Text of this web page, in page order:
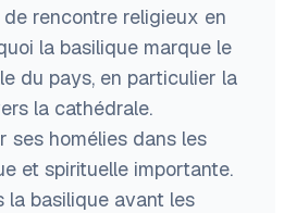
rencontre religieux en
la basilique marque le
du pays, en particulier la
la cathédrale.
ses homélies dans les
et spirituelle importante.
la basilique avant les